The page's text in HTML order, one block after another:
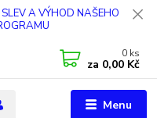
A VÝHOD NAŠEHO
Menu
0 ks
za 0,00 Kč